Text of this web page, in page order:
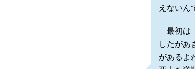
えないん
最初は
したがあ
があるよ